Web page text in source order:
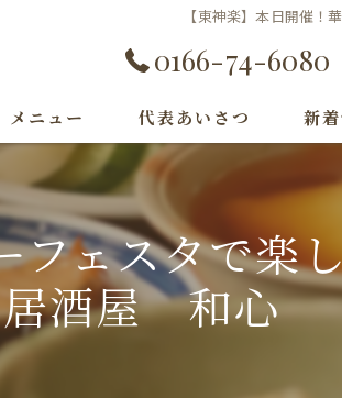
【東神楽】本日開催
0166-74-6080
メニュー 代表あいさつ 新
ェスタで楽
居酒屋 和心